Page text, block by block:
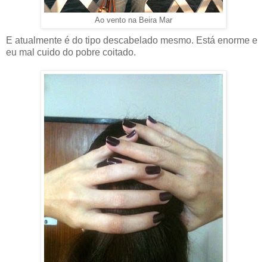
Ao vento na Beira Mar
E atualmente é do tipo descabelado mesmo. Está enorme e
eu mal cuido do pobre coitado.